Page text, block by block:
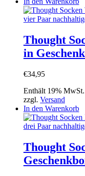
Thought
in
€34,95
Enthält 19%
zzgl. Versand
In den Warenkorb
Thought